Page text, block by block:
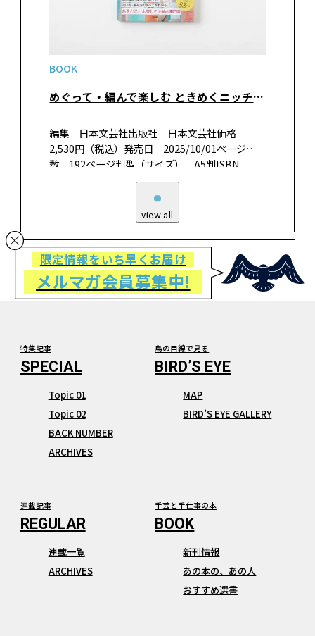
BOOK
めぐって・編んで楽しむ ときめくニッチ糸BOOK
編集 日本文芸社出版社 日本文芸社価格
2,530円（税込）発売日 2025/10/01ページ
数 192ページ判型（サイズ） A5判ISBN
978-4-537- 22315-6 書籍紹介とっておきの糸に
出合って、好きな糸で、編みたいものを理想の形
view all
限定情報をいち早くお届け
メルマガ会員募集中!
特集記事
Topic 01
Topic 02
BACK NUMBER
ARCHIVES
鳥の目線で見る
MAP
BIRD’S EYE GALLERY
連載記事
連載一覧
ARCHIVES
手芸と手仕事の本
新刊情報
あの本の、あの人
おすすめ選書